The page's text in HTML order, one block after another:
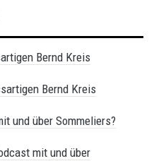
Bernd Kreis
Bernd Kreis
und über Sommeliers?
mit und über